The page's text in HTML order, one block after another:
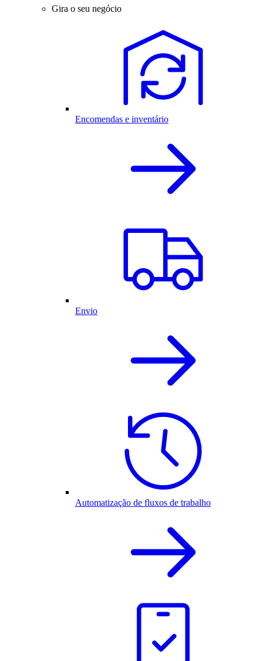
Gira o seu negócio
Encomendas e inventário
Envio
Automatização de fluxos de trabalho